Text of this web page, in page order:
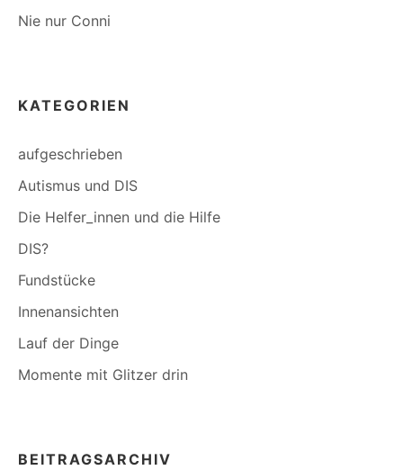
Nie nur Conni
KATEGORIEN
aufgeschrieben
Autismus und DIS
Die Helfer_innen und die Hilfe
DIS?
Fundstücke
Innenansichten
Lauf der Dinge
Momente mit Glitzer drin
BEITRAGSARCHIV